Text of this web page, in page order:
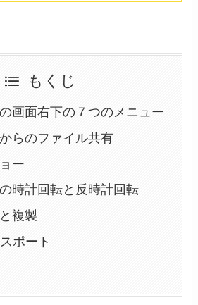
もくじ
画面右下の７つのメニュー
らのファイル共有
ー
時計回転と反時計回転
複製
ポート